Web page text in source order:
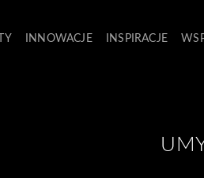
INNOWACJE INSPIRACJE